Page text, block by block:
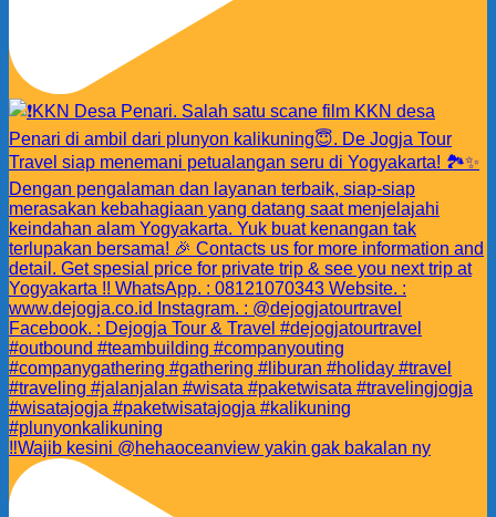
‼️Wajib kesini @hehaoceanview yakin gak bakalan ny